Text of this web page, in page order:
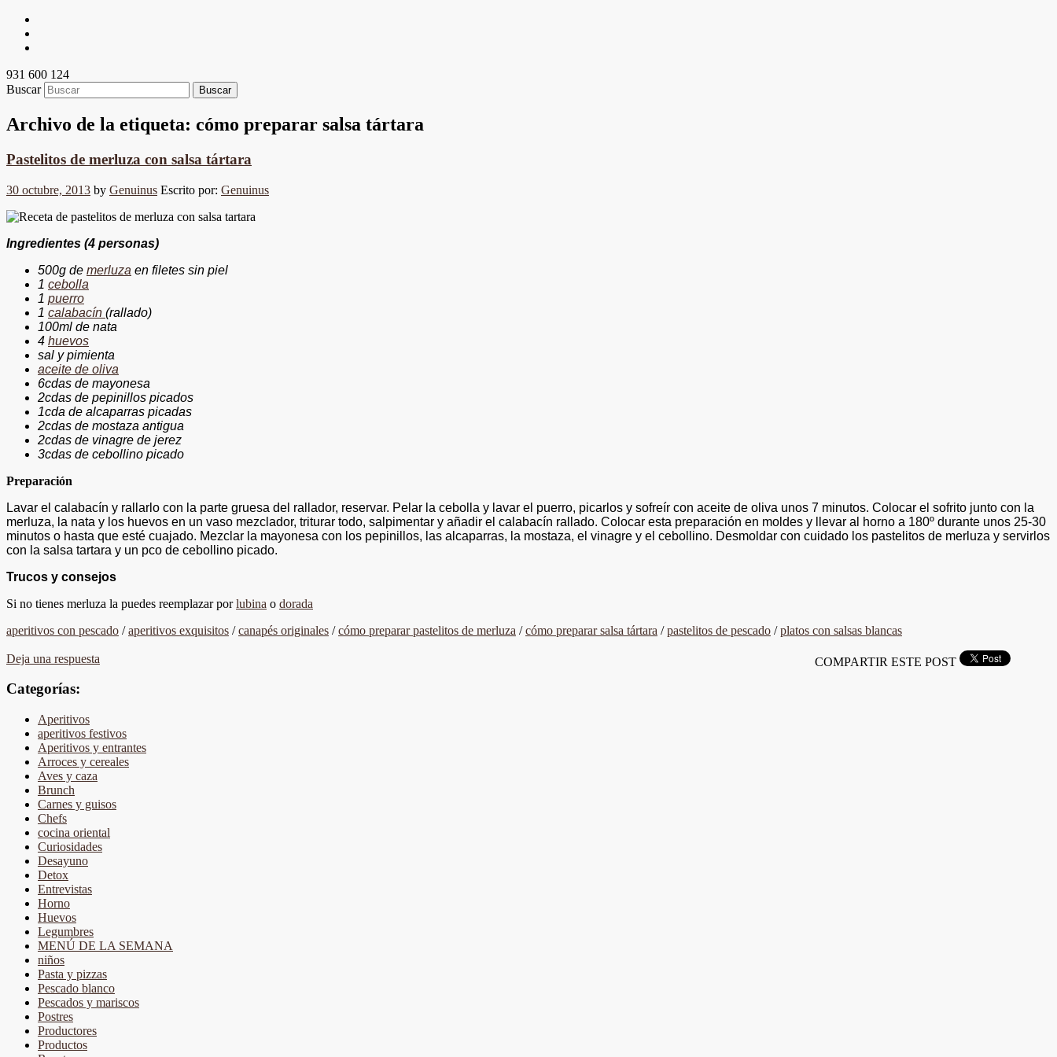
931 600 124
Buscar
Archivo de la etiqueta: cómo preparar salsa tártara
Pastelitos de merluza con salsa tártara
30 octubre, 2013 by Genuinus Escrito por: Genuinus
Ingredientes (4 personas)
500g de merluza en filetes sin piel
1 cebolla
1 puerro
1 calabacín (rallado)
100ml de nata
4 huevos
sal y pimienta
aceite de oliva
6cdas de mayonesa
2cdas de pepinillos picados
1cda de alcaparras picadas
2cdas de mostaza antigua
2cdas de vinagre de jerez
3cdas de cebollino picado
Preparación
Lavar el calabacín y rallarlo con la parte gruesa del rallador, reservar. Pelar la cebolla y lavar el puerro, picarlos y sofreír con aceite de oliva unos 7 minutos. Colocar el sofrito junto con la
merluza, la nata y los huevos en un vaso mezclador, triturar todo, salpimentar y añadir el calabacín rallado. Colocar esta preparación en moldes y llevar al horno a 180º durante unos 25-30
minutos o hasta que esté cuajado. Mezclar la mayonesa con los pepinillos, las alcaparras, la mostaza, el vinagre y el cebollino. Desmoldar con cuidado los pastelitos de merluza y servirlos
con la salsa tartara y un pco de cebollino picado.
Trucos y consejos
Si no tienes merluza la puedes reemplazar porlubina o dorada
aperitivos con pescado /aperitivos exquisitos /canapés originales /cómo preparar pastelitos de merluza /cómo preparar salsa tártara /pastelitos de pescado /platos con salsas blancas
Deja una respuesta COMPARTIR ESTE POST
Categorías:
Aperitivos
aperitivos festivos
Aperitivos y entrantes
Arroces y cereales
Aves y caza
Brunch
Carnes y guisos
Chefs
cocina oriental
Curiosidades
Desayuno
Detox
Entrevistas
Horno
Huevos
Legumbres
MENÚ DE LA SEMANA
niños
Pasta y pizzas
Pescado blanco
Pescados y mariscos
Postres
Productores
Productos